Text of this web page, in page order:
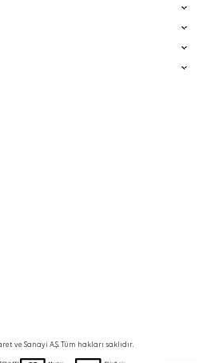
ve Sanayi A.Ş. Tüm hakları saklıdır.